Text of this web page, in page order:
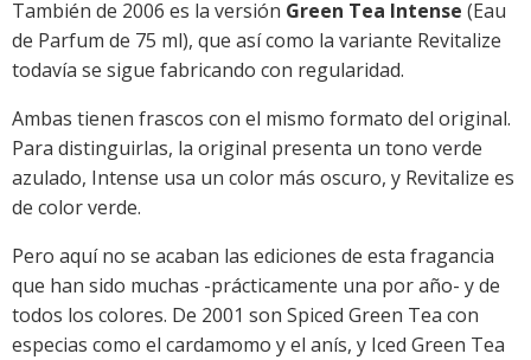
También de 2006 es la versión Green Tea Intense (Eau
de Parfum de 75 ml), que así como la variante Revitalize
todavía se sigue fabricando con regularidad.
Ambas tienen frascos con el mismo formato del original.
Para distinguirlas, la original presenta un tono verde
azulado, Intense usa un color más oscuro, y Revitalize es
de color verde.
Pero aquí no se acaban las ediciones de esta fragancia
que han sido muchas -prácticamente una por año- y de
todos los colores. De 2001 son Spiced Green Tea con
especias como el cardamomo y el anís, y Iced Green Tea